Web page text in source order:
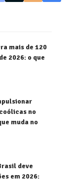
mais de 120
2026: o que
no
muda no
deve
em 2026: